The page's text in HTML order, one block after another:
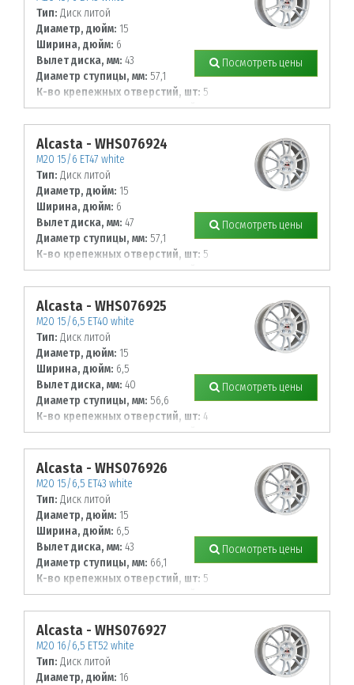
Тип: Диск литой
Диаметр, дюйм: 15
Ширина, дюйм: 6
Вылет диска, мм: 43
Диаметр ступицы, мм: 57,1
К-во крепежных отверстий, шт: 5
Диаметр располож. отверстий, мм:
100
Посмотреть цены
Alcasta - WHS076924
M20 15/6 ET47 white
Тип: Диск литой
Диаметр, дюйм: 15
Ширина, дюйм: 6
Вылет диска, мм: 47
Диаметр ступицы, мм: 57,1
К-во крепежных отверстий, шт: 5
Диаметр располож. отверстий, мм:
112
Посмотреть цены
Alcasta - WHS076925
M20 15/6,5 ET40 white
Тип: Диск литой
Диаметр, дюйм: 15
Ширина, дюйм: 6,5
Вылет диска, мм: 40
Диаметр ступицы, мм: 56,6
К-во крепежных отверстий, шт: 4
Диаметр располож. отверстий, мм:
100
Посмотреть цены
Alcasta - WHS076926
M20 15/6,5 ET43 white
Тип: Диск литой
Диаметр, дюйм: 15
Ширина, дюйм: 6,5
Вылет диска, мм: 43
Диаметр ступицы, мм: 66,1
К-во крепежных отверстий, шт: 5
Диаметр располож. отверстий, мм:
114,3
Посмотреть цены
Alcasta - WHS076927
M20 16/6,5 ET52 white
Тип: Диск литой
Диаметр, дюйм: 16